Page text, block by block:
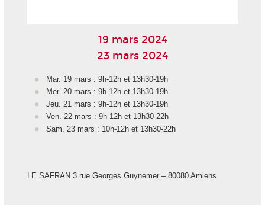
19 mars 2024
23 mars 2024
Mar. 19 mars : 9h-12h et 13h30-19h
Mer. 20 mars : 9h-12h et 13h30-19h
Jeu. 21 mars : 9h-12h et 13h30-19h
Ven. 22 mars : 9h-12h et 13h30-22h
Sam. 23 mars : 10h-12h et 13h30-22h
LE SAFRAN 3 rue Georges Guynemer – 80080 Amiens